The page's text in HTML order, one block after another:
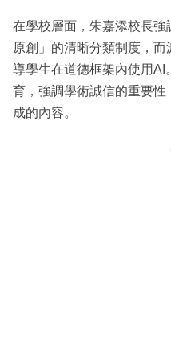
在學校層面，朱嘉添校長
原創」的清晰分類制度，
導學生在道德框架內使用AI
育，強調學術誠信的重要
成的內容。